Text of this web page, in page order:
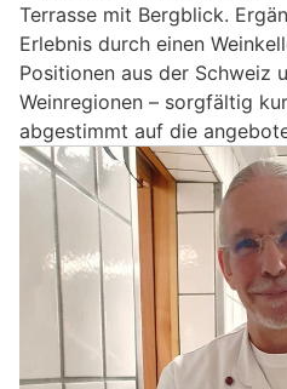
Terrasse mit Bergblick.
Erlebnis durch einen
Positionen aus der Schweiz
Weinregionen – sorgfältig
abgestimmt auf die